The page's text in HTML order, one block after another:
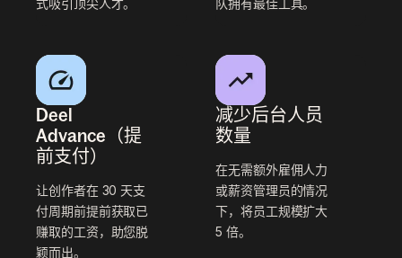
式吸引顶尖人才。 队拥有最佳工具。
Deel
Advance（提
前支付）
让创作者在 30 天支
付周期前提前获取已
赚取的工资，助您脱
颖而出。
减少后台人员
数量
在无需额外雇佣人力
或薪资管理员的情况
下，将员工规模扩大
5 倍。